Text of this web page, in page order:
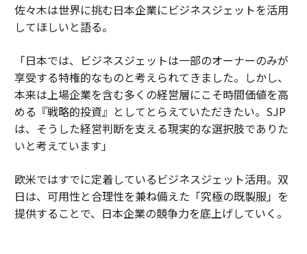
佐々木は世界に挑む日本企業にビジネスジェットを活用
してほしいと語る。
「日本では、ビジネスジェットは一部のオーナーのみが
享受する特権的なものと考えられてきました。しかし、
本来は上場企業を含む多くの経営層にこそ時間価値を高
める『戦略的投資』としてとらえていただきたい。SJP
は、そうした経営判断を支える現実的な選択肢でありた
いと考えています」
欧米ではすでに定着しているビジネスジェット活用。双
日は、可用性と合理性を兼ね備えた「究極の既製服」を
提供することで、日本企業の競争力を底上げしていく。